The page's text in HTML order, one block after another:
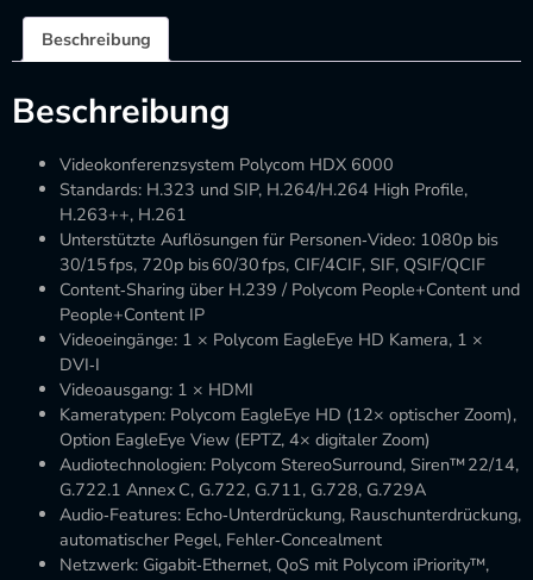
Beschreibung
Beschreibung
Videokonferenzsystem Polycom HDX 6000
Standards: H.323 und SIP, H.264/H.264 High Profile,
H.263++, H.261
Unterstützte Auflösungen für Personen‑Video: 1080p bis
30/15 fps, 720p bis 60/30 fps, CIF/4CIF, SIF, QSIF/QCIF
Content‑Sharing über H.239 / Polycom People+Content und
People+Content IP
Videoeingänge: 1 × Polycom EagleEye HD Kamera, 1 ×
DVI‑I
Videoausgang: 1 × HDMI
Kameratypen: Polycom EagleEye HD (12× optischer Zoom),
Option EagleEye View (EPTZ, 4× digitaler Zoom)
Audiotechnologien: Polycom StereoSurround, Siren™ 22/14,
G.722.1 Annex C, G.722, G.711, G.728, G.729A
Audio‑Features: Echo‑Unterdrückung, Rauschunterdrückung,
automatischer Pegel, Fehler‑Concealment
Netzwerk: Gigabit‑Ethernet, QoS mit Polycom iPriority™,